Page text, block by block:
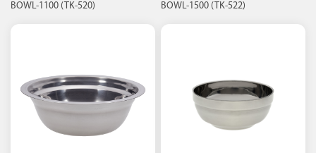
BOWL-1100 (TK-520)
BOWL-1500 (TK-522)